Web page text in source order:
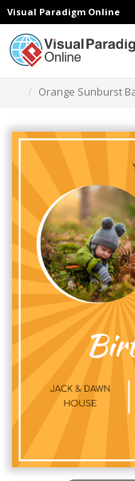
Visual Paradigm Online
Orange Sunburst